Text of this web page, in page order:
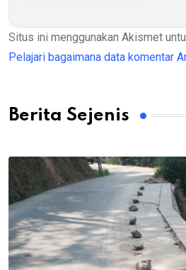
Situs ini menggunakan Akismet
Pelajari bagaimana data komentar
Berita Sejenis